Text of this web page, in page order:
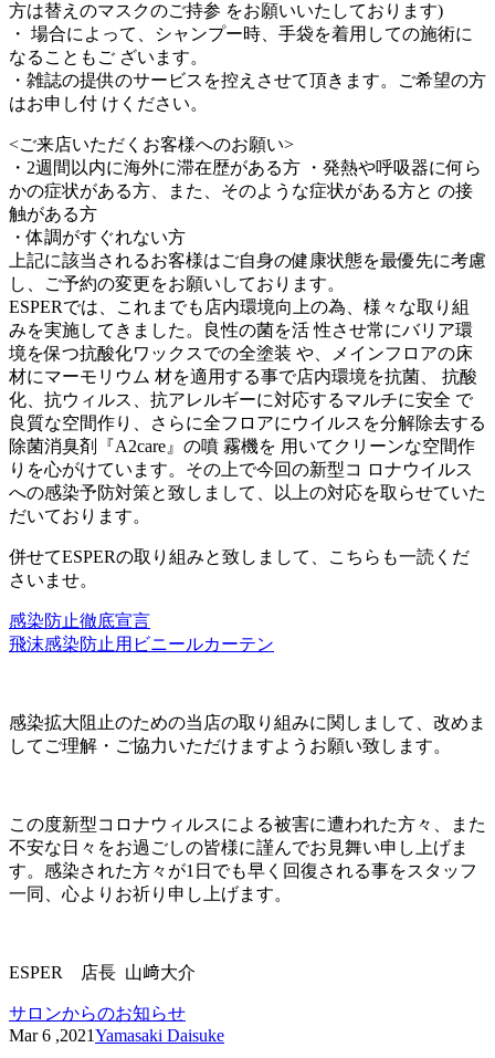
方は替えのマスクのご持参 をお願いいたしております)
・ 場合によって、シャンプー時、手袋を着用しての施術に
なることもご ざいます。
・雑誌の提供のサービスを控えさせて頂きます。ご希望の方
はお申し付 けください。
<ご来店いただくお客様へのお願い>
・2週間以内に海外に滞在歴がある方 ・発熱や呼吸器に何ら
かの症状がある方、また、そのような症状がある方と の接
触がある方
・体調がすぐれない方
上記に該当されるお客様はご自身の健康状態を最優先に考慮
し、ご予約の変更をお願いしております。
ESPERでは、これまでも店内環境向上の為、様々な取り組
みを実施してきました。良性の菌を活 性させ常にバリア環
境を保つ抗酸化ワックスでの全塗装 や、メインフロアの床
材にマーモリウム 材を適用する事で店内環境を抗菌、 抗酸
化、抗ウィルス、抗アレルギーに対応するマルチに安全 で
良質な空間作り、さらに全フロアにウイルスを分解除去する
除菌消臭剤『A2care』の噴 霧機を 用いてクリーンな空間作
りを心がけています。その上で今回の新型コ ロナウイルス
への感染予防対策と致しまして、以上の対応を取らせていた
だいております。
併せてESPERの取り組みと致しまして、こちらも一読くだ
さいませ。
感染防止徹底宣言
飛沫感染防止用ビニールカーテン
感染拡大阻止のための当店の取り組みに関しまして、改めま
してご理解・ご協力いただけますようお願い致します。
この度新型コロナウィルスによる被害に遭われた方々、また
不安な日々をお過ごしの皆様に謹んでお見舞い申し上げま
す。感染された方々が1日でも早く回復される事をスタッフ
一同、心よりお祈り申し上げます。
ESPER 店長 山﨑大介
サロンからのお知らせ
Mar 6 ,2021Yamasaki Daisuke